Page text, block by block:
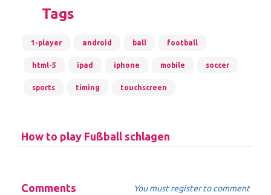
Tags
1-player android ball football
html-5 ipad iphone mobile soccer
sports timing touchscreen
How to play Fußball schlagen
Comments You must register to comment